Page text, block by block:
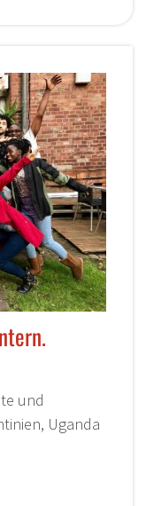
und
Uganda